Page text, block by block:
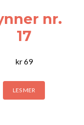
nr.
17
kr69
LES MER